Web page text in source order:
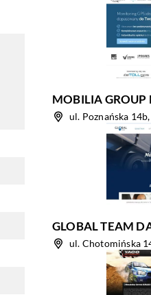
MOBILIA
ul. Poznańska
GLOBAL TEAM
ul. Chotomińska